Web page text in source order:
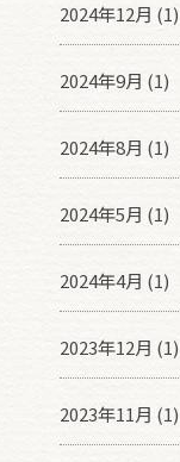
2024年12月 (1)
2024年9月 (1)
2024年8月 (1)
2024年5月 (1)
2024年4月 (1)
2023年12月 (1)
2023年11月 (1)